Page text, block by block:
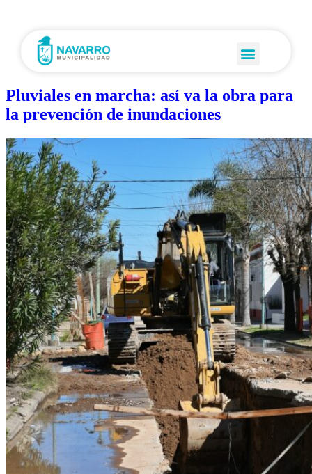
Pluviales en marcha: así va la obra para
la prevención de inundaciones